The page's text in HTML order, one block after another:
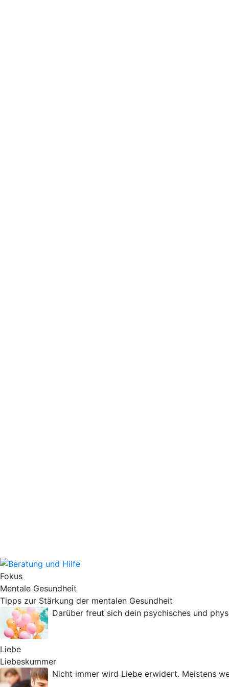
Fokus
Mentale Gesundheit
Tipps zur Stärkung der mentalen Gesundheit
Darüber freut sich dein psychisches und
Liebe
Liebeskummer
Nicht immer wird Liebe erwidert. Meistens